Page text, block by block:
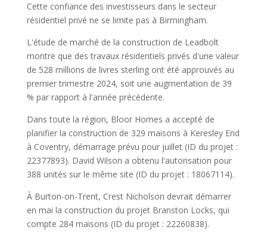
Cette confiance des investisseurs dans le secteur
résidentiel privé ne se limite pas à Birmingham.
L'étude de marché de la construction de Leadbolt
montre que des travaux résidentiels privés d'une valeur
de 528 millions de livres sterling ont été approuvés au
premier trimestre 2024, soit une augmentation de 39
% par rapport à l'année précédente.
Dans toute la région, Bloor Homes a accepté de
planifier la construction de 329 maisons à Keresley End
à Coventry, démarrage prévu pour juillet (ID du projet :
22377893). David Wilson a obtenu l'autorisation pour
388 unités sur le même site (ID du projet : 18067114).
À Burton-on-Trent, Crest Nicholson devrait démarrer
en mai la construction du projet Branston Locks, qui
compte 284 maisons (ID du projet : 22260838).